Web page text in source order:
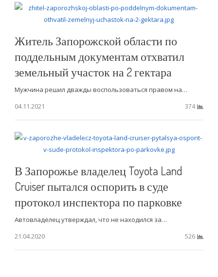
Житель Запорожской области по
поддельным документам отхватил
земельный участок на 2 гектара
Мужчина решил дважды воспользоваться правом на…
04.11.2021
374
В Запорожье владелец Toyota Land
Cruiser пытался оспорить в суде
протокол инспектора по парковке
Автовладелец утверждал, что не находился за…
21.04.2020
526